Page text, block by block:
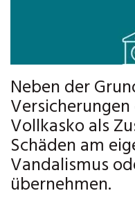
Neben der
Vollkasko als
Schäden am
Vandalismus
übernehmen.